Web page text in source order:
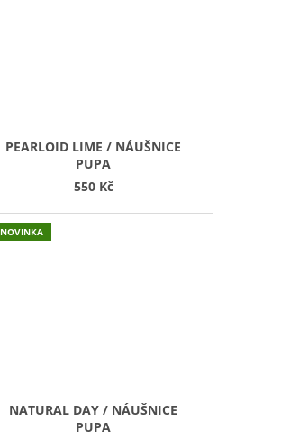
PEARLOID LIME / NÁUŠNICE
PUPA
550 Kč
NOVINKA
NATURAL DAY / NÁUŠNICE
PUPA